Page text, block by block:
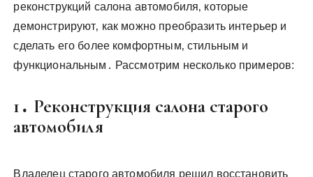
реконструкций салона автомобиля‚ которые
демонстрируют‚ как можно преобразить интерьер и
сделать его более комфортным‚ стильным и
функциональным․ Рассмотрим несколько примеров:
1․ Реконструкция салона старого
автомобиля
Владелец старого автомобиля решил восстановить